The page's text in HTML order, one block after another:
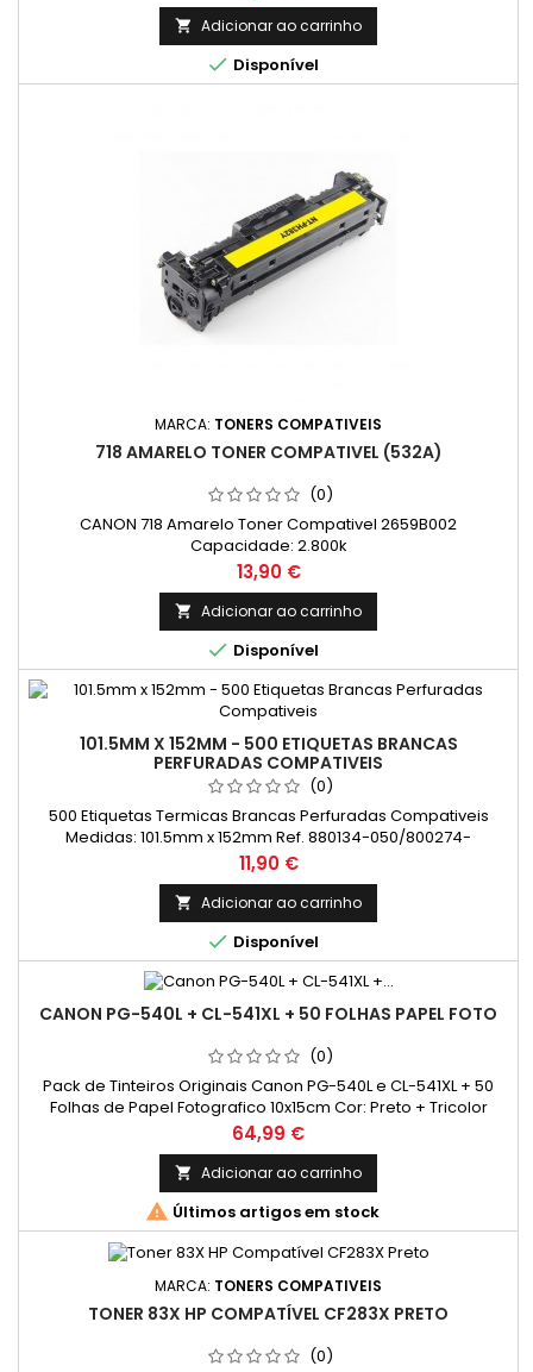
 Adicionar ao carrinho
 Disponível
MARCA: TONERS COMPATIVEIS
718 AMARELO TONER COMPATIVEL (532A)
(0)
CANON 718 Amarelo Toner Compativel 2659B002
Capacidade: 2.800k
Preço
13,90 €
 Adicionar ao carrinho
 Disponível
101.5MM X 152MM - 500 ETIQUETAS BRANCAS
PERFURADAS COMPATIVEIS
(0)
500 Etiquetas Termicas Brancas Perfuradas Compativeis
Medidas: 101.5mm x 152mm Ref. 880134-050/800274-
205/3005676/880026-050
Preço
11,90 €
 Adicionar ao carrinho
 Disponível
CANON PG-540L + CL-541XL + 50 FOLHAS PAPEL FOTO
(0)
Pack de Tinteiros Originais Canon PG-540L e CL-541XL + 50
Folhas de Papel Fotografico 10x15cm Cor: Preto + Tricolor
Rendimento Médio: 300* + 400 Páginas* *(Média com base
na norma ISO/IEC 24711 e impressão contínua. O rendimento
real varia consideravelmente com base no conteúdo das
páginas impressas e noutros factores.)
Preço
64,99 €
 Adicionar ao carrinho
 Últimos artigos em stock
MARCA: TONERS COMPATIVEIS
TONER 83X HP COMPATÍVEL CF283X PRETO
(0)